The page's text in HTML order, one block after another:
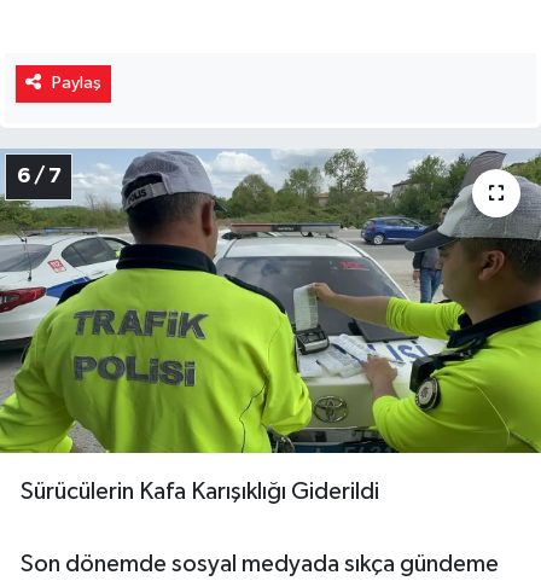
Paylaş
6 / 7
Sürücülerin Kafa Karışıklığı Giderildi
Son dönemde sosyal medyada sıkça gündeme